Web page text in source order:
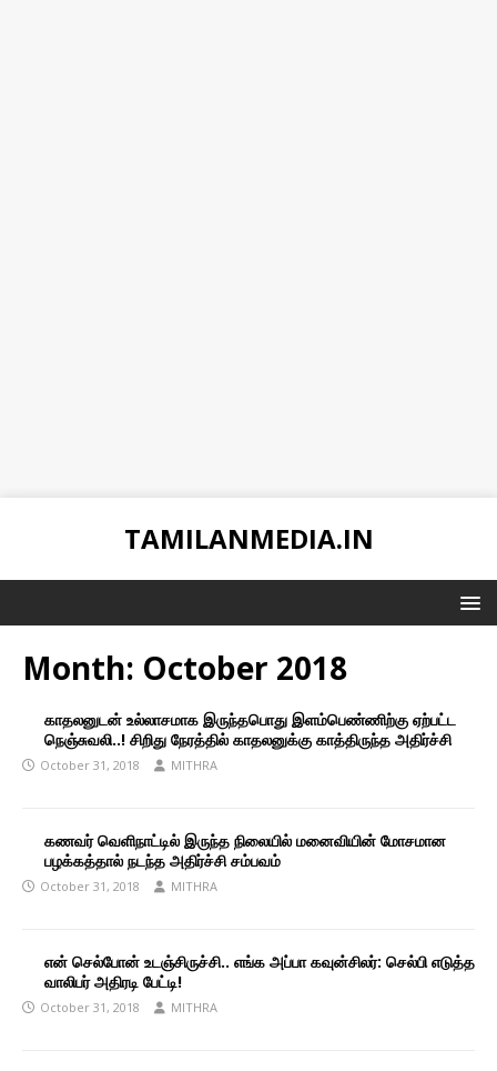
TAMILANMEDIA.IN
Month: October 2018
காதலனுடன் உல்லாசமாக இருந்தபொது இளம்பெண்ணிற்கு ஏற்பட்ட
நெஞ்சுவலி..! சிறிது நேரத்தில் காதலனுக்கு காத்திருந்த அதிர்ச்சி
October 31, 2018 MITHRA
கணவர் வெளிநாட்டில் இருந்த நிலையில் மனைவியின் மோசமான
பழக்கத்தால் நடந்த அதிர்ச்சி சம்பவம்
October 31, 2018 MITHRA
என் செல்போன் உடஞ்சிருச்சி.. எங்க அப்பா கவுன்சிலர்: செல்பி எடுத்த
வாலிபர் அதிரடி பேட்டி!
October 31, 2018 MITHRA